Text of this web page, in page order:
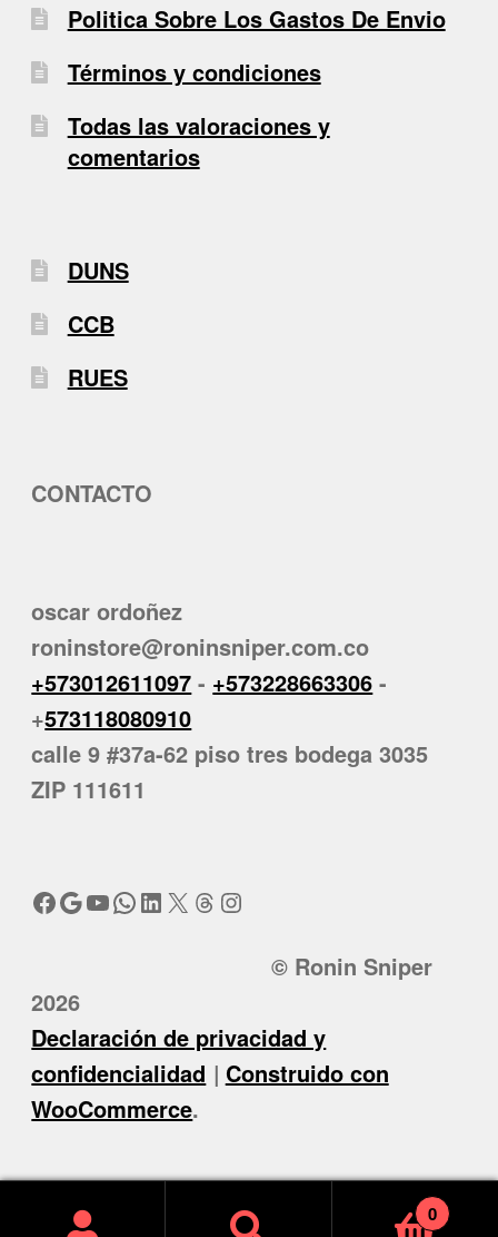
Politica Sobre Los Gastos De Envio
Términos y condiciones
Todas las valoraciones y
comentarios
DUNS
CCB
RUES
CONTACTO
oscar ordoñez
roninstore@roninsniper.com.co
+573012611097 - +573228663306 -
+573118080910
calle 9 #37a-62 piso tres bodega 3035
ZIP 111611
Facebook
Google
YouTube
WhatsApp
LinkedIn
X Threads
Instagram
© Ronin Sniper
2026
Declaración de privacidad y
confidencialidad
Construido con
WooCommerce.
0